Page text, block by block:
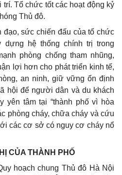
Tổ chức tốt các hoạt động kỷ
Thủ đô.
đạo, sức chiến đấu của tổ chức
dựng hệ thống chính trị trong
phòng chống tham nhũng,
lợi hơn cho phát triển kinh tế,
an ninh, giữ vững ổn định
hội để người dân và du khách
yên tâm tại “thành phố vì hòa
phòng cháy, chữa cháy và cứu
các cơ sở có nguy cơ cháy nổ
CỦA THÀNH PHỐ
hoạch chung Thủ đô Hà Nội